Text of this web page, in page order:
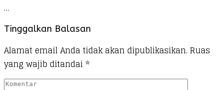
…
Tinggalkan Balasan
Alamat email Anda tidak akan dipublikasikan. Ruas
yang wajib ditandai *